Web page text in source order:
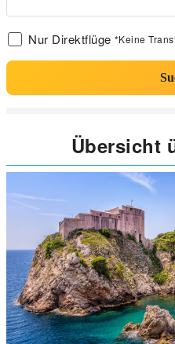
Nur Direktflüge *Keine
Übersicht